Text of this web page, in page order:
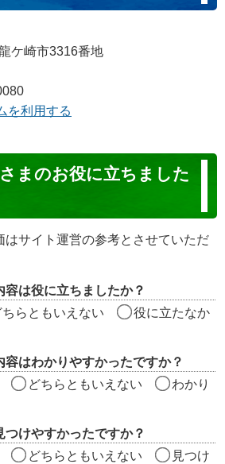
ケ崎市3316番地
を利用する
まのお役に立ちました
はサイト運営の参考とさせていただ
は役に立ちましたか？
ちらともいえない
役に立たなか
はわかりやすかったですか？
どちらともいえない
わかり
けやすかったですか？
どちらともいえない
見つけ